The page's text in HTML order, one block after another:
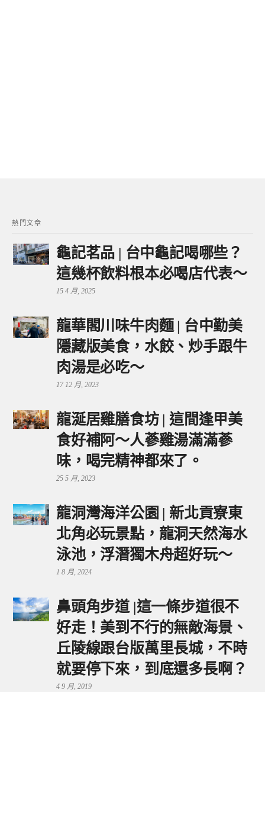
熱門文章
龜記茗品 | 台中龜記喝哪些？
這幾杯飲料根本必喝店代表～
15 4 月, 2025
龍華閣川味牛肉麵 | 台中勤美
隱藏版美食，水餃、炒手跟牛
肉湯是必吃～
17 12 月, 2023
龍涎居雞膳食坊 | 這間逢甲美
食好補阿～人蔘雞湯滿滿蔘
味，喝完精神都來了。
25 5 月, 2023
龍洞灣海洋公園 | 新北貢寮東
北角必玩景點，龍洞天然海水
泳池，浮潛獨木舟超好玩～
1 8 月, 2024
鼻頭角步道 |這一條步道很不
好走！美到不行的無敵海景、
丘陵線跟台版萬里長城，不時
就要停下來，到底還多長啊？
4 9 月, 2019